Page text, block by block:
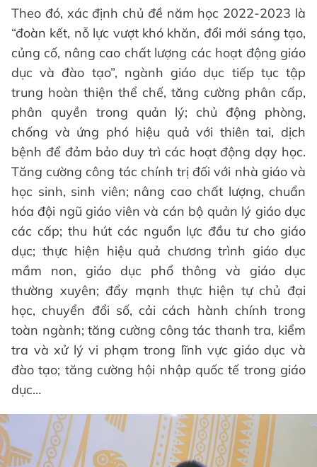
Theo đó, xác định chủ đề năm học 2022-2023 là
“đoàn kết, nỗ lực vượt khó khăn, đổi mới sáng tạo,
củng cố, nâng cao chất lượng các hoạt động giáo
dục và đào tạo”, ngành giáo dục tiếp tục tập
trung hoàn thiện thể chế, tăng cường phân cấp,
phân quyền trong quản lý; chủ động phòng,
chống và ứng phó hiệu quả với thiên tai, dịch
bệnh để đảm bảo duy trì các hoạt động dạy học.
Tăng cường công tác chính trị đối với nhà giáo và
học sinh, sinh viên; nâng cao chất lượng, chuẩn
hóa đội ngũ giáo viên và cán bộ quản lý giáo dục
các cấp; thu hút các nguồn lực đầu tư cho giáo
dục; thực hiện hiệu quả chương trình giáo dục
mầm non, giáo dục phổ thông và giáo dục
thường xuyên; đẩy mạnh thực hiện tự chủ đại
học, chuyển đổi số, cải cách hành chính trong
toàn ngành; tăng cường công tác thanh tra, kiểm
tra và xử lý vi phạm trong lĩnh vực giáo dục và
đào tạo; tăng cường hội nhập quốc tế trong giáo
dục…